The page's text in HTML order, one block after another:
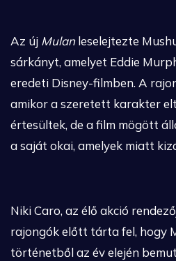
Az új Mulanleselejtezte
sárkányt, amelyet Eddie
eredeti Disney-filmben. A
amikor a szeretett karakter
értesültek, de a film mögött
a saját okai, amelyek miatt
Niki Caro, az élő akció
rajongók előtt tárta fel, hogy
történetből az év elején